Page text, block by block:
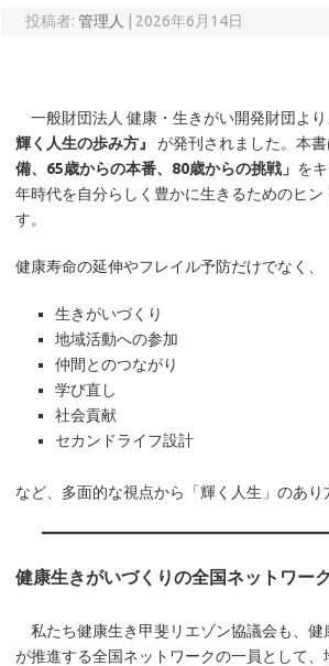
投稿者: 管理人 2026年6月14日
一般財団法人 健康・生きがい開発財団より
輝く人生の歩み方』
が発刊されました。本書
備、65歳からの本番、80歳からの挑戦」 を
年時代を自分らしく豊かに生きるためのヒ
す。
健康寿命の延伸やフレイル予防だけでなく、
生きがいづくり
地域活動への参加
仲間とのつながり
学び直し
社会貢献
セカンドライフ設計
など、多面的な視点から「輝く人生」のあり
健康生きがいづくりの全国ネットワー
私たち健康生き甲斐リエゾン協議会も、健
が推進する全国ネットワークの一員として、